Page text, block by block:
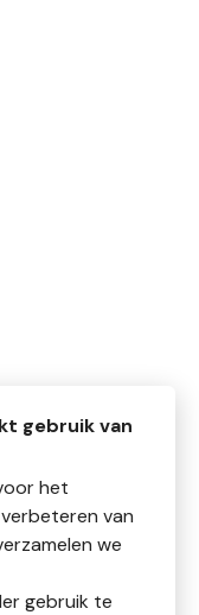
gebruik van
het
van
we
gebruik te